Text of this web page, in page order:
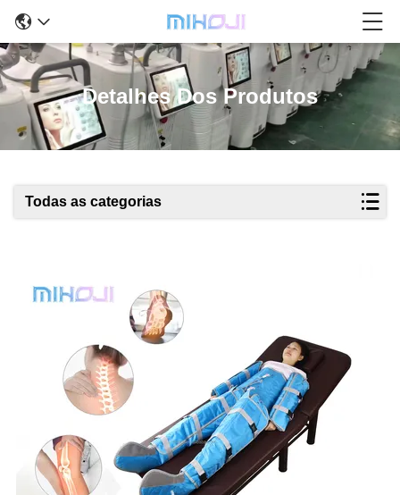
Detalhes Dos Produtos
Todas as categorias